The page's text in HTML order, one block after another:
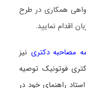
همکاری در طرح
اقدام نمایید.
مصاحبه دکتری نیز
فوتونیک توصیه
راهنمای خود در